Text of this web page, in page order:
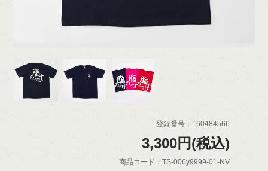
登録番号：160484566
3,300円(税込)
商品コード：TS-006y9999-01-NV